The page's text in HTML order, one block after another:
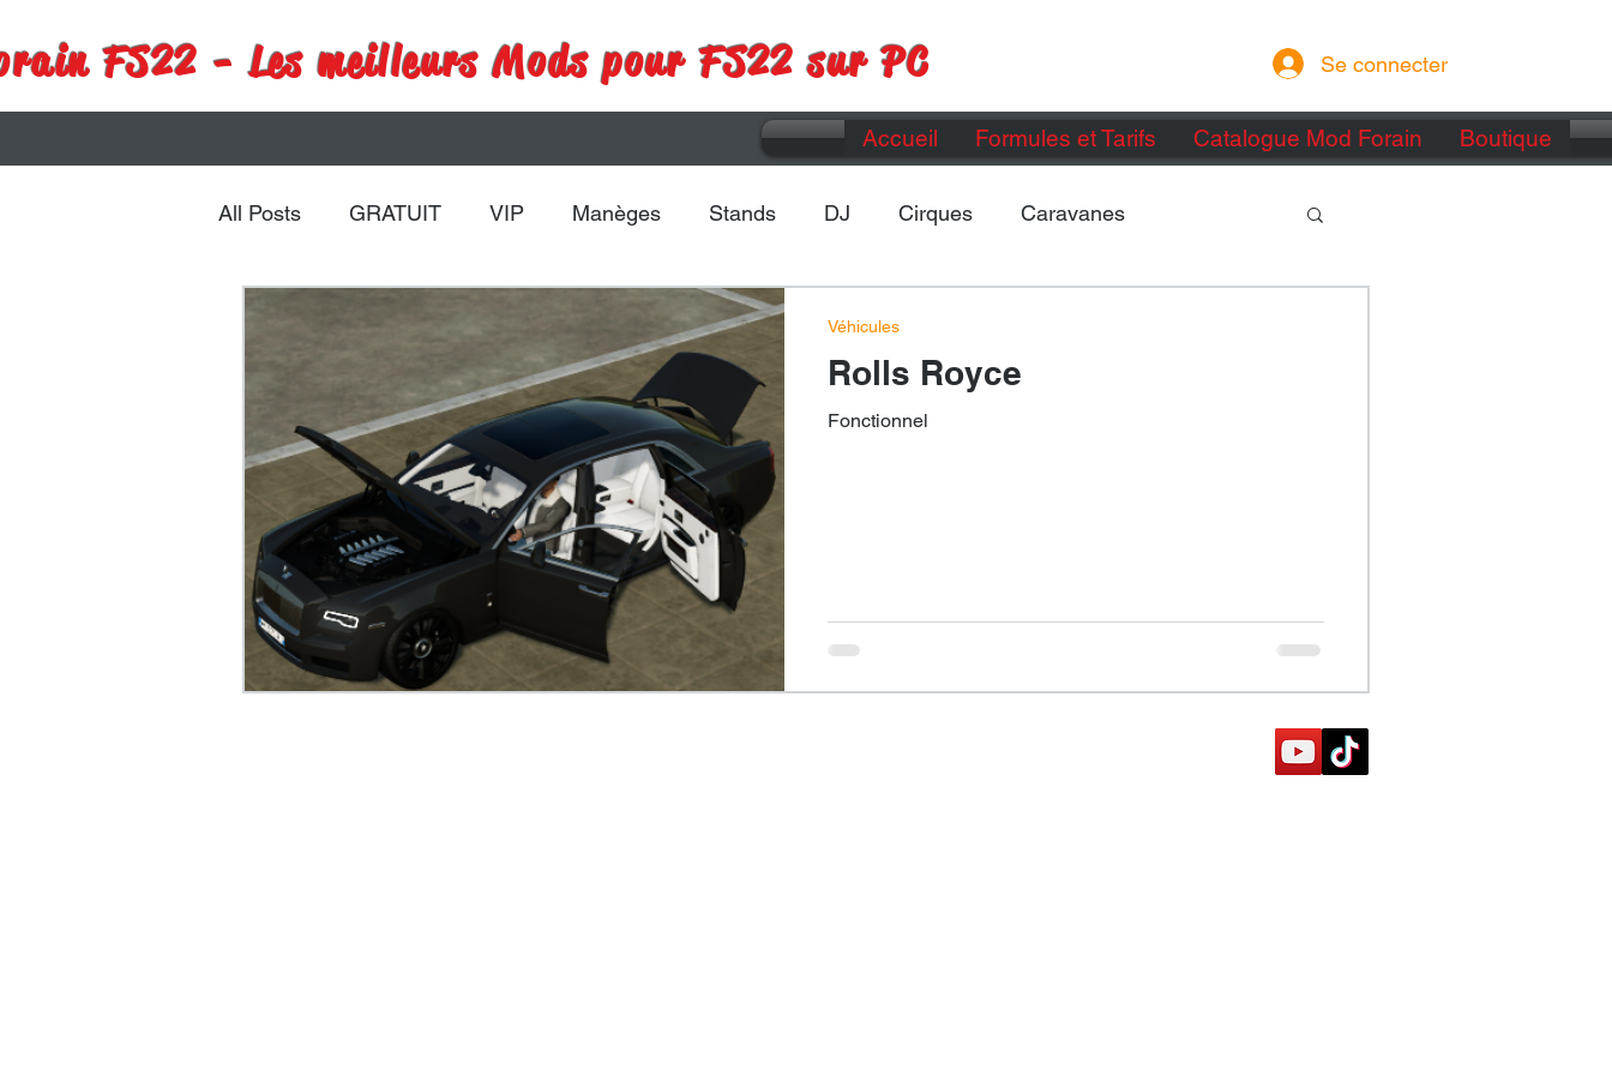
FS22 - Les meilleurs Mods pour FS22 sur PC Se connecter
Accueil Formules et Tarifs Catalogue Mod Forain Boutique
All Posts GRATUIT VIP Manèges Stands DJ Cirques Caravanes
Rolls Royce
Fonctionnel
Véhicules